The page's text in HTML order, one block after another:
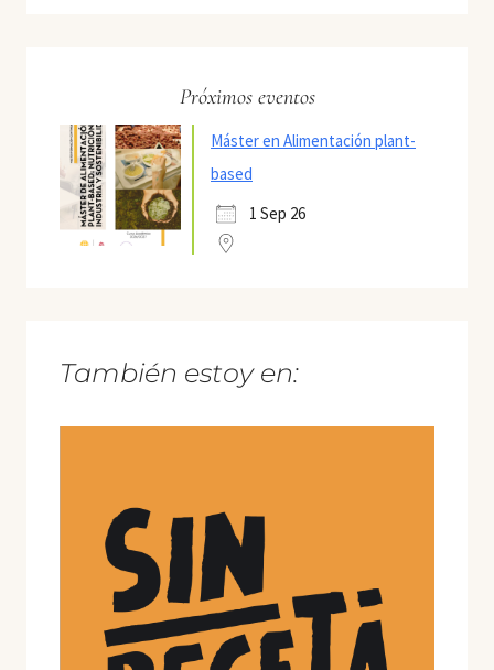
Próximos eventos
Máster en Alimentación plant-
based
1 Sep 26
También estoy en: